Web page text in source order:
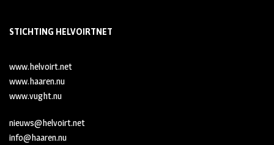
STICHTING HELVOIRTNET
www.helvoirt.net
www.haaren.nu
www.vught.nu
nieuws@helvoirt.net
info@haaren.nu